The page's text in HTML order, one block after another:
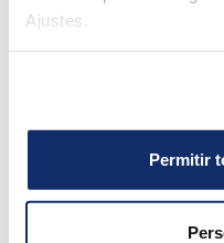
Ajustes.
Permitir